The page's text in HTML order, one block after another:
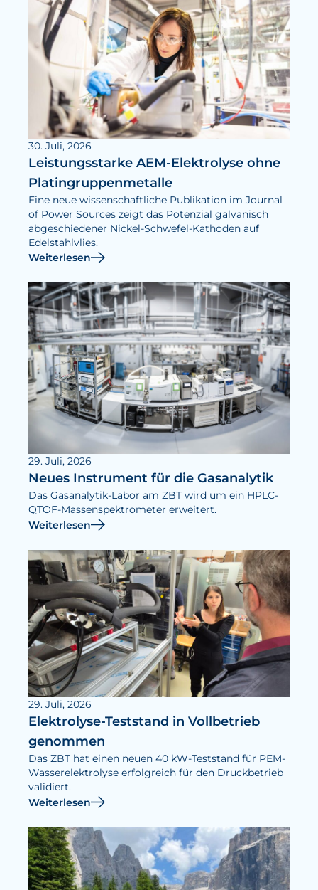
30. Juli, 2026
Leistungsstarke AEM-Elektrolyse ohne
Platingruppenmetalle
Eine neue wissenschaftliche Publikation im Journal
of Power Sources zeigt das Potenzial galvanisch
abgeschiedener Nickel-Schwefel-Kathoden auf
Edelstahlvlies.
Weiterlesen
29. Juli, 2026
Neues Instrument für die Gasanalytik
Das Gasanalytik-Labor am ZBT wird um ein HPLC-
QTOF-Massenspektrometer erweitert.
Weiterlesen
29. Juli, 2026
Elektrolyse-Teststand in Vollbetrieb
genommen
Das ZBT hat einen neuen 40 kW-Teststand für PEM-
Wasserelektrolyse erfolgreich für den Druckbetrieb
validiert.
Weiterlesen